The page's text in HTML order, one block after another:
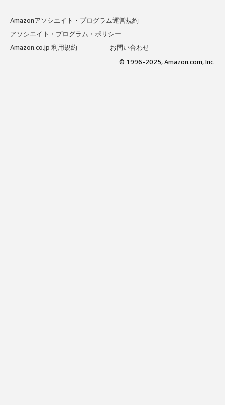
Amazonアソシエイト・プログラム運営規約
アソシエイト・プログラム・ポリシー
Amazon.co.jp 利用規約
お問い合わせ
© 1996-2025, Amazon.com, Inc.